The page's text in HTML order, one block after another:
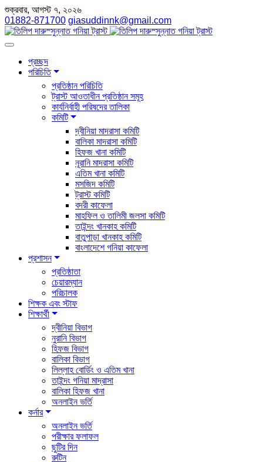
শুক্রবার, আগস্ট ৭, ২০২৬
01882-871700 giasuddinnk@gmail.com
প্রচ্ছদ
পরিচিতি
প্রতিষ্ঠান পরিচিতি
ট্রাস্ট আওতাধীন প্রতিষ্ঠান সমূহ
কার্যনির্বাহী পরিষদের তালিকা
কমিটি
দ্বীনিয়া মাদরাসা কমিটি
বালিকা মাদরাসা কমিটি
হিফজ খানা কমিটি
নূরানি মাদরাসা কমিটি
এতিম খানা কমিটি
মসজিদ কমিটি
ট্রাস্ট কমিটি
বদরী কাফেলা
মাহফিল ও তালিমী জলসা কমিটি
তাইন্দং খানকাহ কমিটি
বাতুপাড়া খানকাহ কমিটি
বাংলাদেশে গনিয়া কাফেলা
প্রশাসন
প্রতিষ্ঠাতা
চেয়ারম্যান
পরিচালক
শিক্ষক এবং স্টাফ
শিক্ষার্থী
দ্বীনিয়া বিভাগ
নুরানি বিভাগ
হিফজ বিভাগ
বালিকা বিভাগ
লিল্লাহ বোর্ডিং ও এতিম খানা
তাইন্দং গনিয়া মাদ্রাসা
বালিকা হিফজ খানা
অনলাইন ভর্তি
কর্নার
অনলাইন ভর্তি
পরীক্ষার ফলাফল
ছুটির দিন
রুটিন